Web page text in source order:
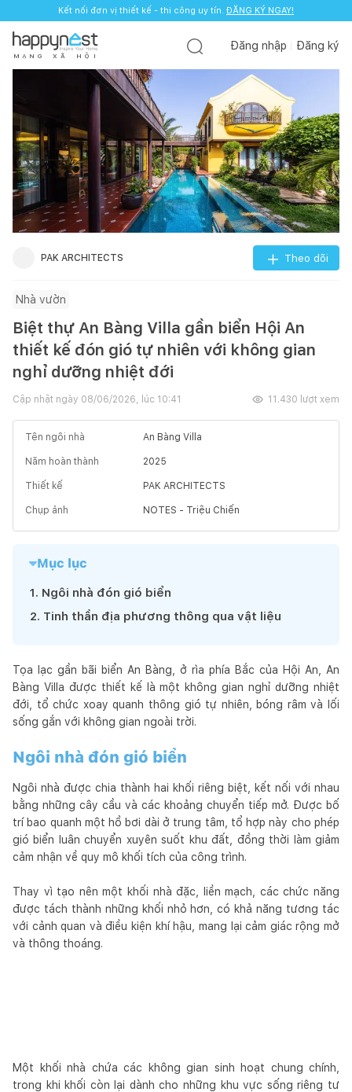
Kết nối đơn vị thiết kế - thi công uy tín. ĐĂNG KÝ NGAY!
M Ạ N G X Ã H Ộ I
Đăng nhập Đăng ký
PAK ARCHITECTS Theo dõi
Nhà vườn
Biệt thự An Bàng Villa gần biển Hội An
thiết kế đón gió tự nhiên với không gian
nghỉ dưỡng nhiệt đới
Cập nhật ngày 08/06/2026, lúc 10:41 11.430 lượt xem
Tên ngôi nhà An Bàng Villa
Năm hoàn thành 2025
Thiết kế PAK ARCHITECTS
Chụp ảnh NOTES - Triệu Chiến
Mục lục
1. Ngôi nhà đón gió biển
2. Tinh thần địa phương thông qua vật liệu
Tọa lạc gần bãi biển An Bàng, ở rìa phía Bắc của Hội An, An
Bàng Villa được thiết kế là một không gian nghỉ dưỡng nhiệt
đới, tổ chức xoay quanh thông gió tự nhiên, bóng râm và lối
sống gắn với không gian ngoài trời.
Ngôi nhà đón gió biển
Ngôi nhà được chia thành hai khối riêng biệt, kết nối với nhau
bằng những cây cầu và các khoảng chuyển tiếp mở. Được bố
trí bao quanh một hồ bơi dài ở trung tâm, tổ hợp này cho phép
gió biển luân chuyển xuyên suốt khu đất, đồng thời làm giảm
cảm nhận về quy mô khối tích của công trình.
Thay vì tạo nên một khối nhà đặc, liền mạch, các chức năng
được tách thành những khối nhỏ hơn, có khả năng tương tác
với cảnh quan và điều kiện khí hậu, mang lại cảm giác rộng mở
và thông thoáng.
Một khối nhà chứa các không gian sinh hoạt chung chính,
trong khi khối còn lại dành cho những khu vực sống riêng tư